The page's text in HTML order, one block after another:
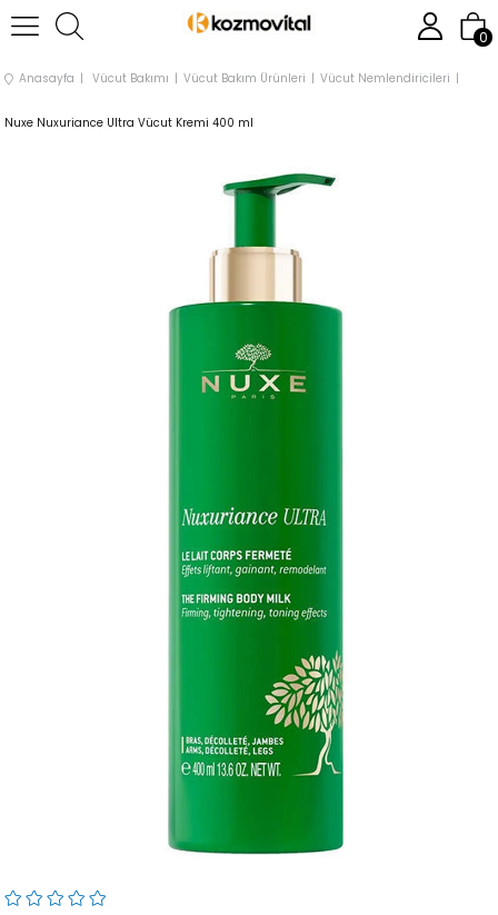
0
Anasayfa Vücut Bakımı Vücut Bakım Ürünleri Vücut Nemlendiricileri
Nuxe Nuxuriance Ultra Vücut Kremi 400 ml